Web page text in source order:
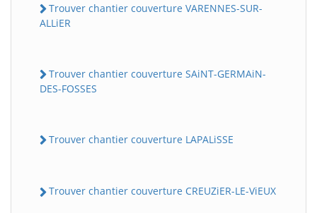
Trouver chantier couverture VARENNES-SUR-
ALLiER
Trouver chantier couverture SAiNT-GERMAiN-
DES-FOSSES
Trouver chantier couverture LAPALiSSE
Trouver chantier couverture CREUZiER-LE-ViEUX